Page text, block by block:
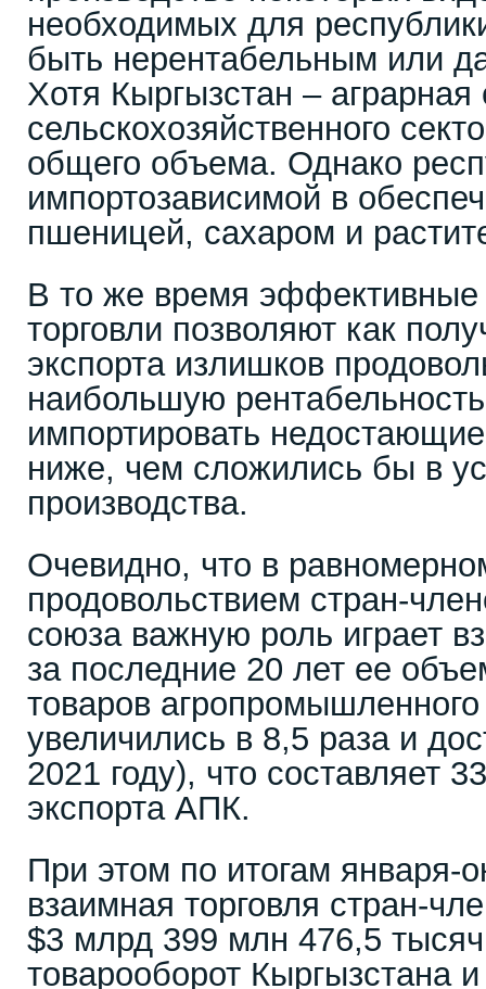
необходимых для
быть нерентабельным или
Хотя Кыргызстан –
сельскохозяйственного
общего объема. Однако
импортозависимой в
пшеницей, сахаром и
В то же время
торговли позволяют как
экспорта излишков
наибольшую
импортировать
ниже, чем сложились бы в
производства.
Очевидно, что в
продовольствием стран-
союза важную роль играет
за последние 20 лет ее
товаров
увеличились в 8,5 раза и
2021 году), что составляет
экспорта АПК.
При этом по итогам января-
взаимная торговля стран-
$3 млрд 399 млн 476,5
товарооборот Кыргызстана